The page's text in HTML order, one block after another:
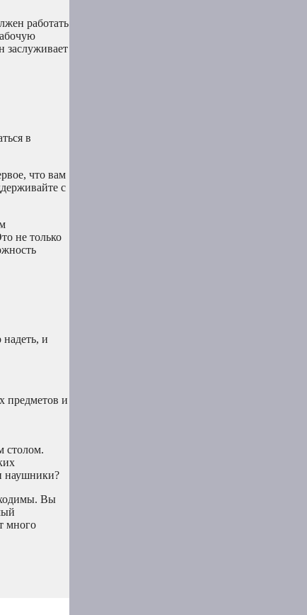
работать
заслуживает
в
что вам
с
не только
и
предметов и
столом.
наушники?
Вы
много